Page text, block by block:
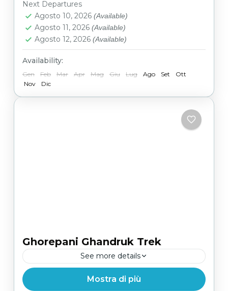
Next Departures
Agosto 10, 2026 (Available)
Agosto 11, 2026 (Available)
Agosto 12, 2026 (Available)
Availability:
Gen Feb Mar Apr Mag Giu Lug Ago Set
Ott
Nov
Dic
Ghorepani Ghandruk Trek
See more details
Mostra di più